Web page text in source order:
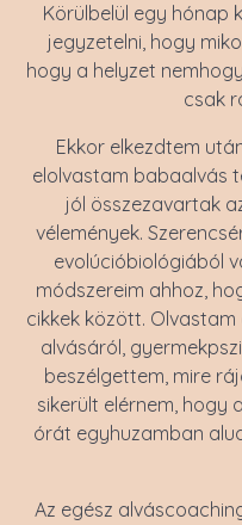
Körülbelül egy hónap
jegyzetelni, hogy
hogy a helyzet
csak
Ekkor elkezdtem
elolvastam babaalvás
jól összezavartak
vélemények.
evolúcióbiológiából
módszereim ahhoz,
cikkek között.
alvásáról,
beszélgettem, mire
sikerült elérnem, hogy
órát egyhuzamban
Az egész